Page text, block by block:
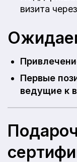
визита
Первые
ведущие к